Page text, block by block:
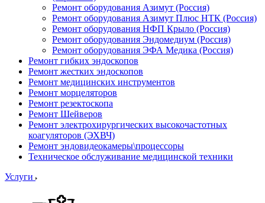
Ремонт оборудования Азимут (Россия)
Ремонт оборудования Азимут Плюс НТК (Россия)
Ремонт оборудования НФП Крыло (Россия)
Ремонт оборудования Эндомедиум (Россия)
Ремонт оборудования ЭФА Медика (Россия)
Ремонт гибких эндоскопов
Ремонт жестких эндоскопов
Ремонт медицинских инструментов
Ремонт морцеляторов
Ремонт резектоскопа
Ремонт Шейверов
Ремонт электрохирургических высокочастотных
коагуляторов (ЭХВЧ)
Ремонт эндовидеокамеры\процессоры
Техническое обслуживание медицинской техники
Услуги